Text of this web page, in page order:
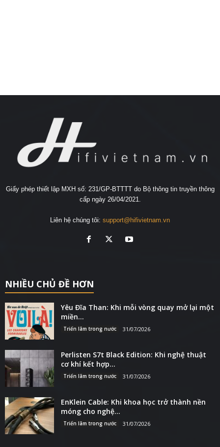
Giấy phép thiết lập MXH số: 231/GP-BTTTT do Bộ thông tin truyền thông
cấp ngày 26/04/2021.
Liên hệ chúng tôi: support@hifivietnam.vn
NHIỀU CHỦ ĐỀ HƠN
Yêu Đĩa Than: Khi mỗi vòng quay mở lại một
miền...
Triển lãm trong nước 31/07/2026
Perlisten S7t Black Edition: Khi nghệ thuật
cơ khí kết hợp...
Triển lãm trong nước 31/07/2026
EnKlein Cable: Khi khoa học trở thành nền
móng cho nghệ...
Triển lãm trong nước 31/07/2026